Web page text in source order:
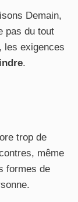
Demain,
pas du tout
les exigences
.
trop de
même
formes de